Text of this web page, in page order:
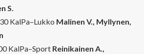
S.
KalPa–Lukko Malinen V., Myllynen,
KalPa–Sport Reinikainen A.,